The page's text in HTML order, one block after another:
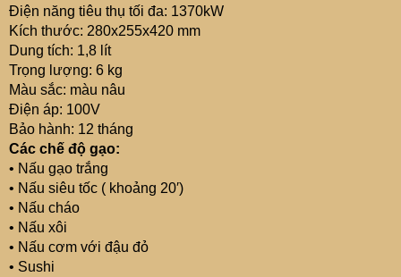
Điện năng tiêu thụ tối đa: 1370kW
Kích thước: 280x255x420 mm
Dung tích: 1,8 lít
Trọng lượng: 6 kg
Màu sắc: màu nâu
Điện áp: 100V
Bảo hành: 12 tháng
Các chế độ gạo:
• Nấu gạo trắng
• Nấu siêu tốc ( khoảng 20′)
• Nấu cháo
• Nấu xôi
• Nấu cơm với đậu đỏ
• Sushi